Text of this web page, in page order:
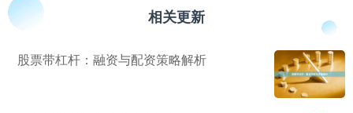
相关更新
股票带杠杆：融资与配资策略解析